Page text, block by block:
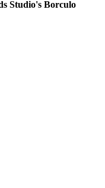
Studio's Borculo